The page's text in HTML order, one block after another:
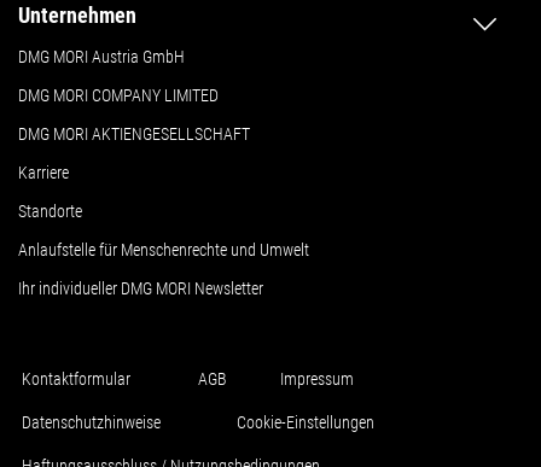
Unternehmen
DMG MORI Austria GmbH
DMG MORI COMPANY LIMITED
DMG MORI AKTIENGESELLSCHAFT
Karriere
Standorte
Anlaufstelle für Menschenrechte und Umwelt
Ihr individueller DMG MORI Newsletter
Kontaktformular AGB Impressum
Datenschutzhinweise Cookie-Einstellungen